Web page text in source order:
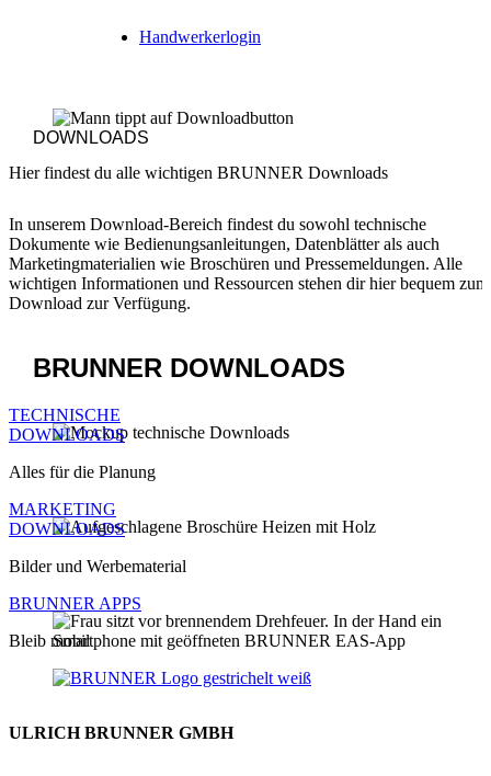
Handwerkerlogin
DOWNLOADS
Hier findest du alle wichtigen BRUNNER Downloads
In unserem Download-Bereich findest du sowohl technische
Dokumente wie Bedienungsanleitungen, Datenblätter als auch
Marketingmaterialien wie Broschüren und Pressemeldungen. Alle
wichtigen Informationen und Ressourcen stehen dir hier bequem zum
Download zur Verfügung.
BRUNNER DOWNLOADS
TECHNISCHE
DOWNLOADS
Alles für die Planung
MARKETING
DOWNLOADS
Bilder und Werbematerial
BRUNNER APPS
Bleib mobil
ULRICH BRUNNER GMBH